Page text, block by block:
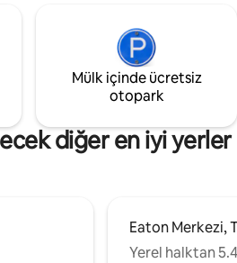
Arena, CN Tower
dakikalar
- Şehir yaşamının en iyisini
olan
Mülk içinde ücretsiz
otopark
diğer en iyi yerler
Eaton Merkezi,
Yerel halktan